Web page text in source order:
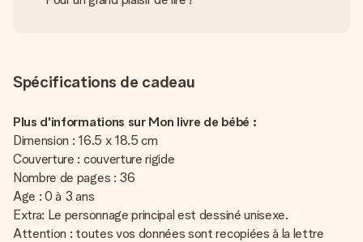
Spécifications de cadeau
Plus d'informations sur Mon livre de bébé :
Dimension : 16.5 x 18.5 cm
Couverture : couverture rigide
Nombre de pages : 36
Age : 0 à 3 ans
Extra: Le personnage principal est dessiné unisexe.
Attention : toutes vos données sont recopiées à la lettre